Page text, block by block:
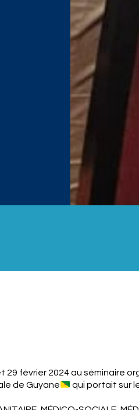
février 2024 au séminaire
de Guyane
qui portait sur